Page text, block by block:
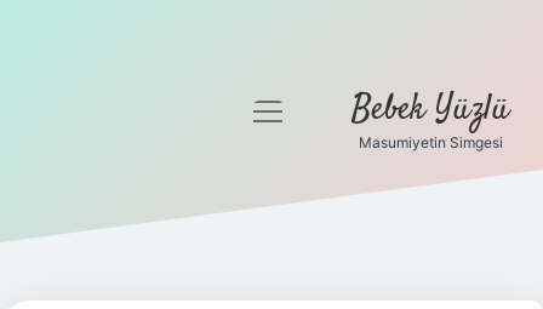
Gizlilik Politikası
Yasal Uyarı
menüyü
Bebek Yüzlü
Masumiyetin Simgesi